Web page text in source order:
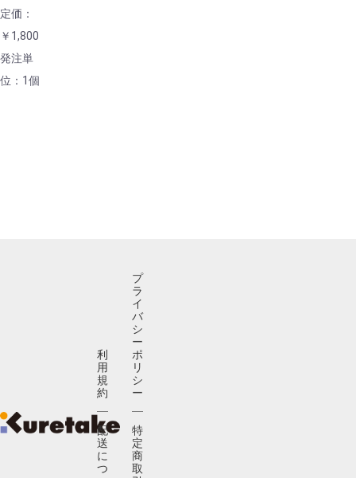
定価：
￥1,800
発注単
位：1個
利
用
規
約
配
送
に
つ
プ
ラ
イ
バ
シ
ー
ポ
リ
シ
ー
特
定
商
取